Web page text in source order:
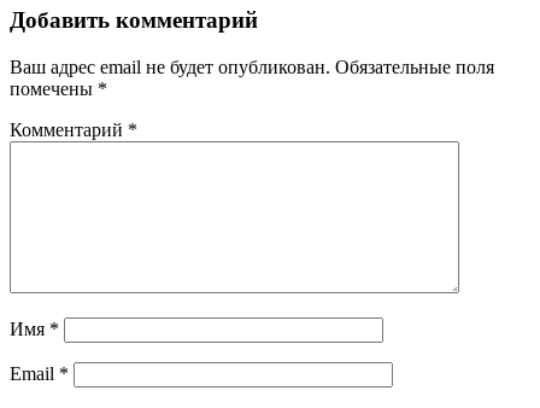
Добавить комментарий
Ваш адрес email не будет опубликован. Обязательные поля
помечены *
Комментарий *
Имя *
Email *